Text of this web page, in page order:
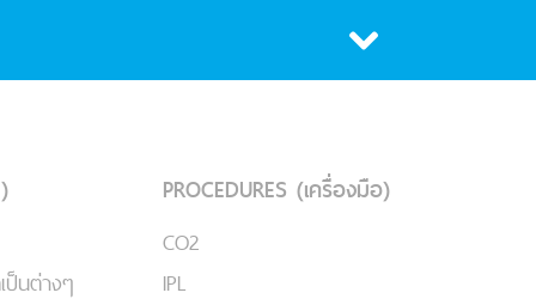
นต่างๆ
PROCEDURES (เครื่องมือ)
CO2
IPL